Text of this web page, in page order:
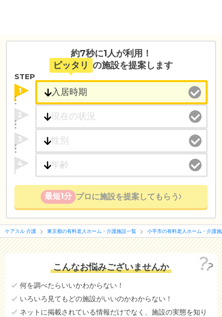
約7秒に1人が利用！
ピッタリ の施設を提案します
STEP
1
2
3
4
最短1分 プロに施設を提案してもらう
ケアスル 介護 東京都の有料老人ホーム・介護施設一覧 小平市の有料老人ホーム・介護
こんなお悩みございませんか
何を調べたらいいかわからない！
いろいろ見てもどの施設がいいのかわからない！
ネットに掲載されている情報だけでなく、施設の実態を知り